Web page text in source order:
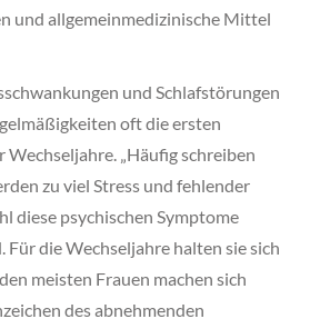
und allgemeinmedizinische Mittel
und Schlafstörungen
oft die ersten
„Häufig schreiben
zu viel Stress und fehlender
diese psychischen Symptome
die Wechseljahre halten sie sich
meisten Frauen machen sich
des abnehmenden